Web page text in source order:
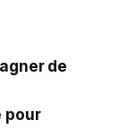
de
pour